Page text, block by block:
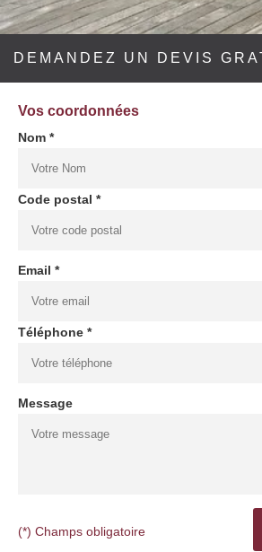
DEMANDEZ UN DEVIS
Vos coordonnées
Nom *
Code postal *
Email *
Téléphone *
Message
(*) Champs obligatoire